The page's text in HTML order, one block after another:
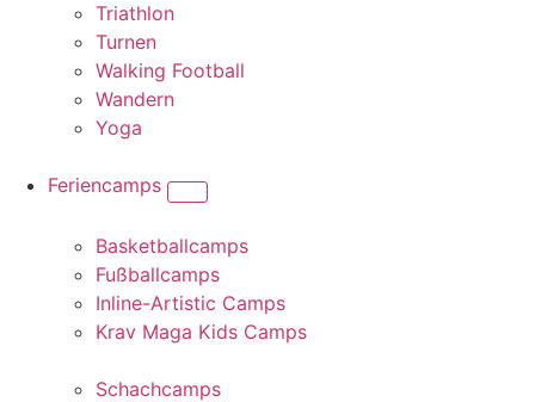
Triathlon
Turnen
Walking Football
Wandern
Yoga
Feriencamps
Basketballcamps
Fußballcamps
Inline-Artistic Camps
Krav Maga Kids Camps
Schachcamps